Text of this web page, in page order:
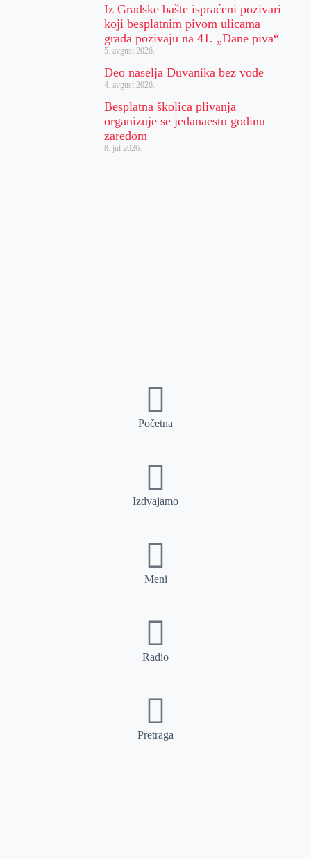
Iz Gradske bašte ispraćeni pozivari
koji besplatnim pivom ulicama
grada pozivaju na 41. „Dane piva“
5. avgust 2026.
Deo naselja Duvanika bez vode
4. avgust 2026.
Besplatna školica plivanja
organizuje se jedanaestu godinu
zaredom
8. jul 2026.
Početna
Izdvajamo
Meni
Radio
Pretraga